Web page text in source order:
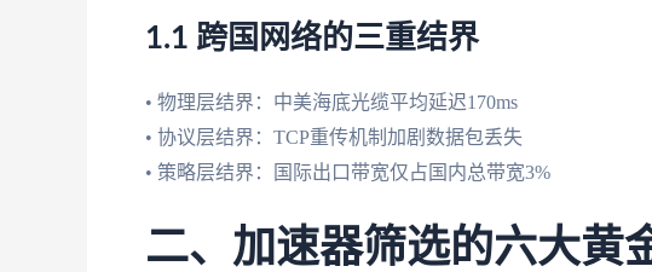
1.1 跨国网络的三重结界
• 物理层结界：中美海底光缆平均延迟170ms
• 协议层结界：TCP重传机制加剧数据包丢失
• 策略层结界：国际出口带宽仅占国内总带宽3%
二、加速器筛选的六大黄